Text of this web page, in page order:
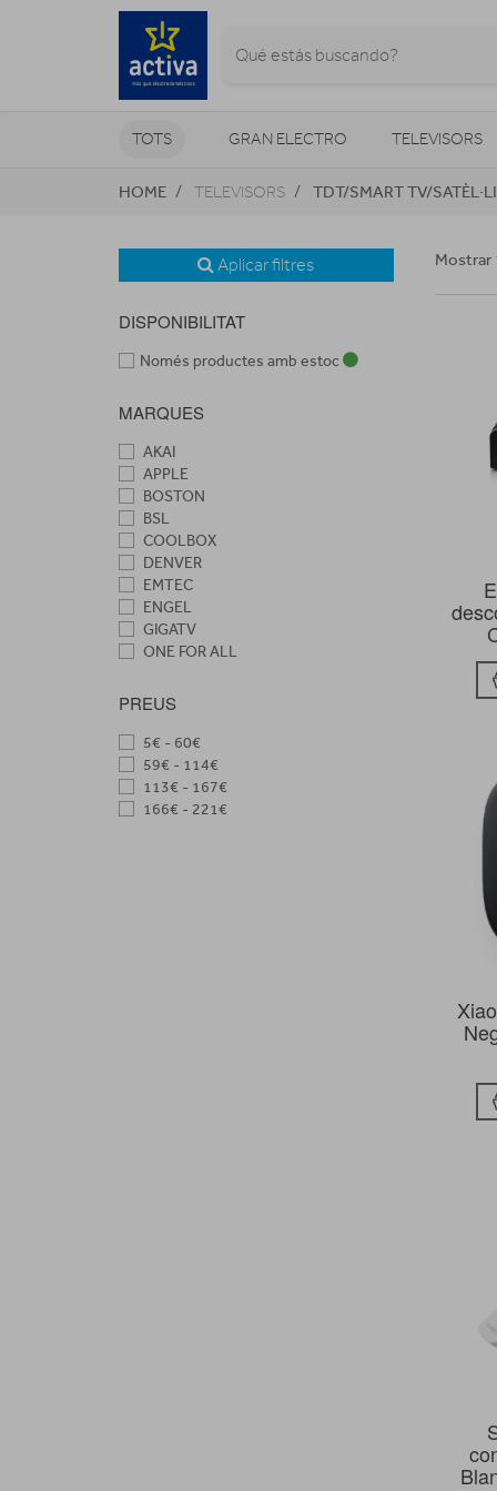
TOTS GRAN ELECTRO TELEVISORS
CLIMATITZACIÓ I CALEFACCIÓ
HOME TELEVISORS TDT/SMART TV/
Aplicar filtres
DISPONIBILITAT
Només productes amb estoc
MARQUES
AKAI
APPLE
BOSTON
BSL
COOLBOX
DENVER
EMTEC
ENGEL
GIGATV
ONE FOR ALL
STRONG
XIAOMI
YOUIN
PREUS
5€ - 60€
59€ - 114€
113€ - 167€
166€ - 221€
Mostrar